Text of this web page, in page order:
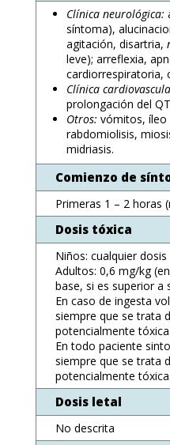
Clínica neurológica:
síntoma),
agitación, disartria,
leve); arreflexia,
cardiorrespiratoria,
Clínica
prolongación del
Otros: vómitos, íleo
rabdomiolisis,
midriasis.
Comienzo de
Primeras 1 – 2 horas
Dosis tóxica
Niños: cualquier
Adultos: 0,6 mg/kg
base, si es superior a
En caso de ingesta
siempre que se trata
potencialmente tóxica.
En todo paciente
siempre que se trata
potencialmente tóxica.
Dosis letal
No descrita